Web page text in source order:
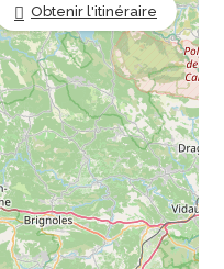
Obtenir l'itinéraire